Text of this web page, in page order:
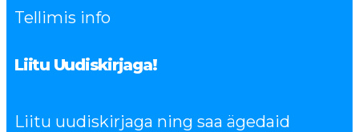
Tellimis info
Liitu Uudiskirjaga!
Liitu uudiskirjaga ning saa ägedaid